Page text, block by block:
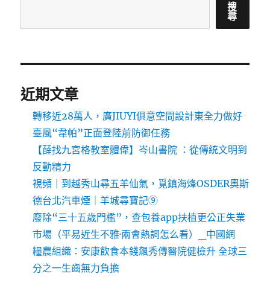
搜
尋
近期文章
轉移近28萬人，廣JIUYI俱意空間設計東全力做好
臺風“韋帕”正面登陸前防御任務
【薛找九宮格教室體偉】岑山書院 ：從傳統文明到
反動精力
視頻｜到越秀山尋五羊仙氣，覓鎮海烽OSDER奧斯
德台北汽車煙｜羊城尋寶記⑨
廢除“三十五歲門檻”，查包養app扶植更公正失業
市場（平易近生不雅·兩會熱詞怎么看）_中國網
糧農組織：安康飲食本錢飆秀傳醫院健檢升 全球三
分之一生齒無力負擔